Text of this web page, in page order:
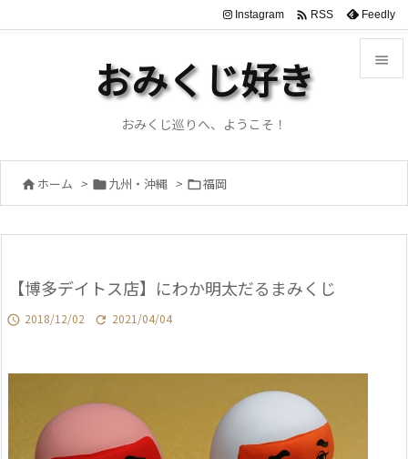

サイド
Instagram  RSS Feedly
おみくじ好き
おみくじ巡りへ、ようこそ！
 ホーム > 九州・沖縄 > 福岡
【博多デイトス店】にわか明太だるまみくじ
 2018/12/02  2021/04/04